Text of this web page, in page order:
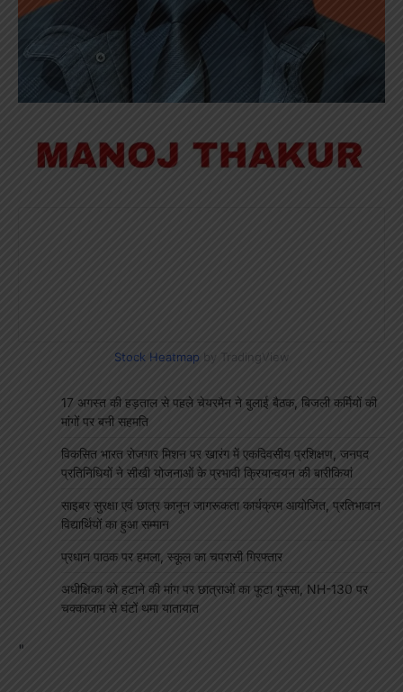
Stock Heatmap by TradingView
17 अगस्त की हड़ताल से पहले चेयरमैन ने बुलाई बैठक, बिजली कर्मियों की
मांगों पर बनी सहमति
विकसित भारत रोजगार मिशन पर खारंग में एकदिवसीय प्रशिक्षण, जनपद
प्रतिनिधियों ने सीखी योजनाओं के प्रभावी क्रियान्वयन की बारीकियां
साइबर सुरक्षा एवं छात्र कानून जागरूकता कार्यक्रम आयोजित, प्रतिभावान
विद्यार्थियों का हुआ सम्मान
प्रधान पाठक पर हमला, स्कूल का चपरासी गिरफ्तार
अधीक्षिका को हटाने की मांग पर छात्राओं का फूटा गुस्सा, NH-130 पर
चक्काजाम से घंटों थमा यातायात
"